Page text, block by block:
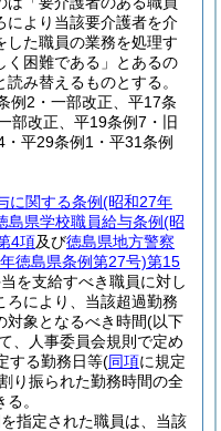
により当該要介護者を介
した職員の業務を処理す
く困難である」とあるの
み替えるものとする。
例2・一部改正、平17条
部改正、平19条例7・旧
平29条例1・平31条例
に関する条例(昭和27年
島県学校職員給与条例(昭
4項及び徳島県地方警察
徳島県条例第27号)第15
を支給すべき職員に対し
ろにより、当該超過勤務
対象となるべき時間(以下
、人事委員会規則で定め
する勤務日等(同項に規定
り振られた勤務時間の全
。
指定された職員は、当該